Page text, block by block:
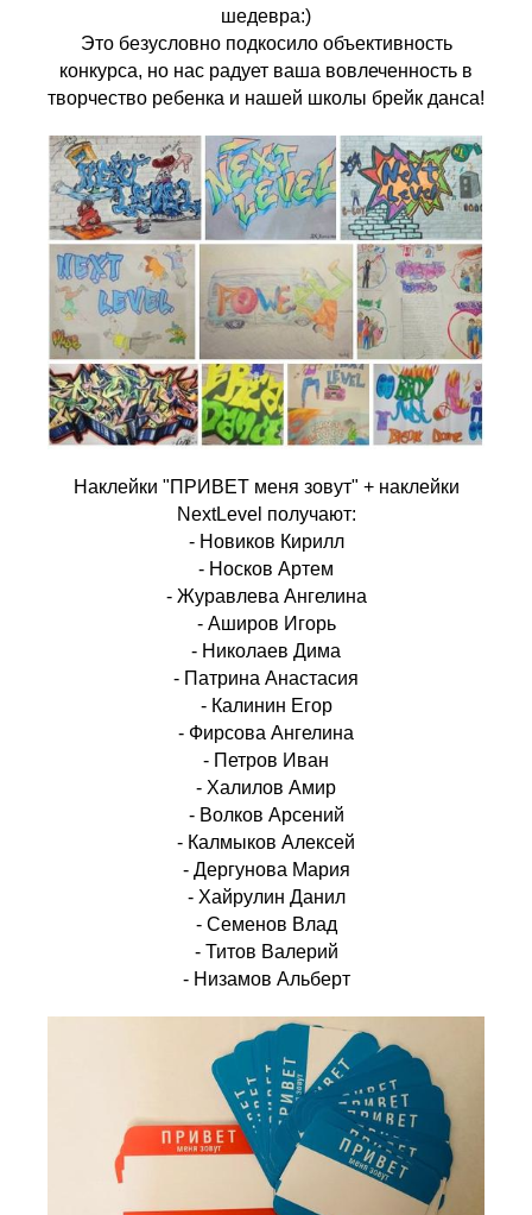
шедевра:)
Это безусловно подкосило объективность
конкурса, но нас радует ваша вовлеченность в
творчество ребенка и нашей школы брейк данса!
Наклейки "ПРИВЕТ меня зовут" + наклейки
NextLevel получают:
- Новиков Кирилл
- Носков Артем
- Журавлева Ангелина
- Аширов Игорь
- Николаев Дима
- Патрина Анастасия
- Калинин Егор
- Фирсова Ангелина
- Петров Иван
- Халилов Амир
- Волков Арсений
- Калмыков Алексей
- Дергунова Мария
- Хайрулин Данил
- Семенов Влад
- Титов Валерий
- Низамов Альберт